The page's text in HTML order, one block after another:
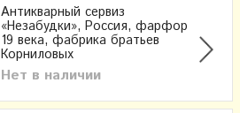
Антикварный сервиз
«Незабудки», Россия, фарфор
19 века, фабрика братьев
Корниловых
Нет в наличии